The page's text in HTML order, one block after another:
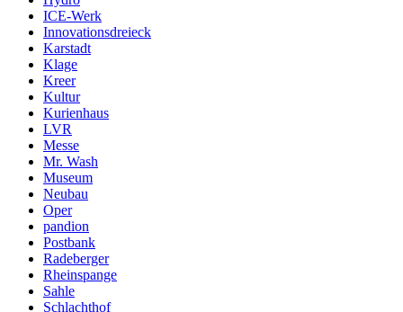
ICE-Werk
Innovationsdreieck
Karstadt
Klage
Kreer
Kultur
Kurienhaus
LVR
Messe
Mr. Wash
Museum
Neubau
Oper
pandion
Postbank
Radeberger
Rheinspange
Sahle
Schlachthof